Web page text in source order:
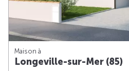
Maison à
Longeville-sur-Mer (85)